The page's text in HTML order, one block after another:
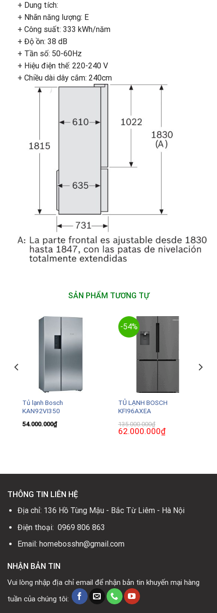
+ Dung tích:
+ Nhãn năng lượng: E
+ Công suất: 333 kWh/năm
+ Độ ồn: 38 dB
+ Tần số: 50-60Hz
+ Hiệu điện thế: 220-240 V
+ Chiều dài dây cắm: 240cm
SẢN PHẨM TƯƠNG TỰ
Tủ lạnh Bosch
KAN92VI350
54.000.000₫
-54%
TỦ LẠNH BOSCH
KFI96AXEA
135.000.000₫
Giá
gốc
62.000.000₫Giá
hiện
THÔNG TIN LIÊN HỆ
Địa chỉ: 136 Hồ Tùng Mậu - Bắc Từ Liêm - Hà Nội
Điện thoại: 0969 806 863
Email: homebosshn@gmail.com
NHẬN BẢN TIN
Vui lòng nhập địa chỉ email để nhận bản tin khuyến mại hàng
tuần của chúng tôi: